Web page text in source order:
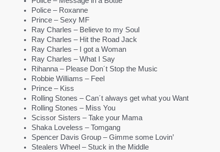
Police – Roxanne
Prince – Sexy MF
Ray Charles – Believe to my Soul
Ray Charles – Hit the Road Jack
Ray Charles – I got a Woman
Ray Charles – What I Say
Rihanna – Please Don´t Stop the Music
Robbie Williams – Feel
Prince – Kiss
Rolling Stones – Can´t always get what you Want
Rolling Stones – Miss You
Scissor Sisters – Take your Mama
Shaka Loveless – Tomgang
Spencer Davis Group – Gimme some Lovin’
Stealers Wheel – Stuck in the Middle